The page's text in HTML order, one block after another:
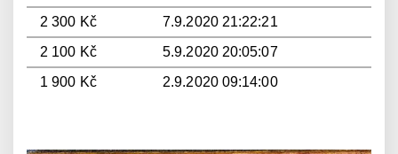
2 300 Kč
7.9.2020 21:22:21
2 100 Kč
5.9.2020 20:05:07
1 900 Kč
2.9.2020 09:14:00